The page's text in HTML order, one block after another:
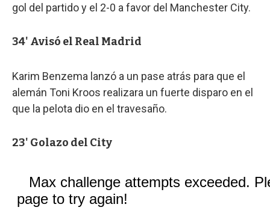
gol del partido y el 2-0 a favor del Manchester City.
34' Avisó el Real Madrid
Karim Benzema lanzó a un pase atrás para que el
alemán Toni Kroos realizara un fuerte disparo en el
que la pelota dio en el travesaño.
23' Golazo del City